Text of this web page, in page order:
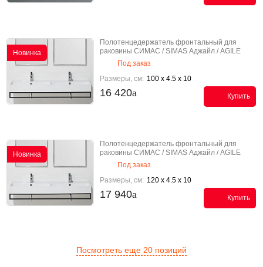
Новинка
Полотенцедержатель фронтальный для
раковины СИМАС / SIMAS Аджайл / AGILE
AGF101Под заказ
Размеры, см: 100 x 4.5 x 10
16 420 Купить
Новинка
Полотенцедержатель фронтальный для
раковины СИМАС / SIMAS Аджайл / AGILE
AGF121Под заказ
Размеры, см: 120 x 4.5 x 10
17 940 Купить
Посмотреть еще 20 позиций